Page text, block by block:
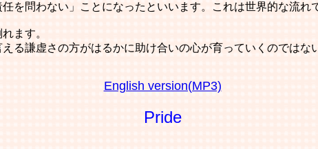
を問わない」ことになったといいます。これは世界的な流れ
ます。
る謙虚さの方がはるかに助け合いの心が育っていくのではな
English version(MP3)
Pride